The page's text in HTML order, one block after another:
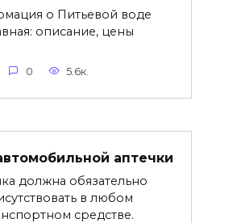
о Питьевой воде
описание, цены
0 5.6к.
аптечки
должна обязательно
в любом
средстве.